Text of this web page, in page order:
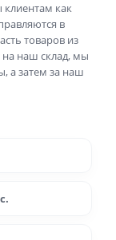
клиентам как
в
товаров из
на наш склад, мы
а затем за наш